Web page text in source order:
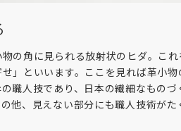
の角に見られる放射状のヒダ。こ
」といいます。ここを見れば革小
職人技であり、日本の繊細なものづ
他、見えない部分にも職人技術が